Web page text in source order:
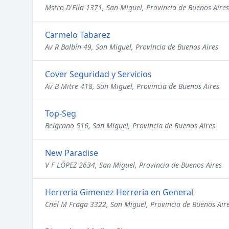
Mstro D'Elía 1371, San Miguel, Provincia de Buenos Aires
Carmelo Tabarez
Av R Balbín 49, San Miguel, Provincia de Buenos Aires
Cover Seguridad y Servicios
Av B Mitre 418, San Miguel, Provincia de Buenos Aires
Top-Seg
Belgrano 516, San Miguel, Provincia de Buenos Aires
New Paradise
V F LÓPEZ 2634, San Miguel, Provincia de Buenos Aires
Herreria Gimenez Herreria en General
Cnel M Fraga 3322, San Miguel, Provincia de Buenos